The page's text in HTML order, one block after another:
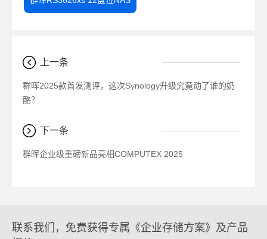
上一条
群晖2025款首发测评，这次Synology升级究竟动了谁的奶
酪？
下一条
群晖企业级重磅新品亮相COMPUTEX 2025
联系我们，免费获得专属《企业存储方案》及产品